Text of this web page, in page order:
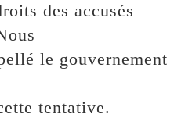
des accusés
le gouvernement
tentative.